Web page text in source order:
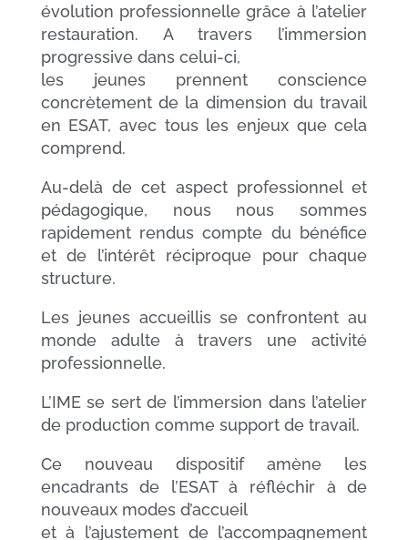
évolution professionnelle grâce à l’atelier
restauration. A travers l’immersion
progressive dans celui-ci,
les jeunes prennent conscience
concrètement de la dimension du travail
en ESAT, avec tous les enjeux que cela
comprend.
Au-delà de cet aspect professionnel et
pédagogique, nous nous sommes
rapidement rendus compte du bénéfice
et de l’intérêt réciproque pour chaque
structure.
Les jeunes accueillis se confrontent au
monde adulte à travers une activité
professionnelle.
L’IME se sert de l’immersion dans l’atelier
de production comme support de travail.
Ce nouveau dispositif amène les
encadrants de l’ESAT à réfléchir à de
nouveaux modes d’accueil
et à l’ajustement de l’accompagnement